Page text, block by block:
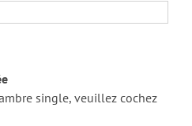
single, veuillez cochez